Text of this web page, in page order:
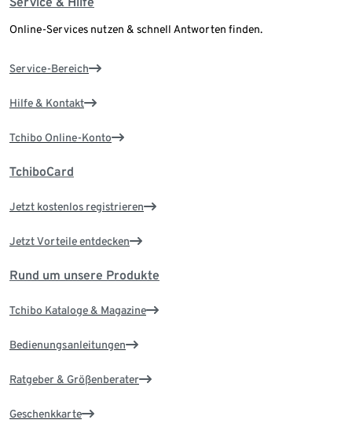
Online-Services nutzen & schnell Antworten finden.
Service-Bereich
Hilfe & Kontakt
Tchibo Online-Konto
TchiboCard
Jetzt kostenlos registrieren
Jetzt Vorteile entdecken
Rund um unsere Produkte
Tchibo Kataloge & Magazine
Bedienungsanleitungen
Ratgeber & Größenberater
Geschenkkarte